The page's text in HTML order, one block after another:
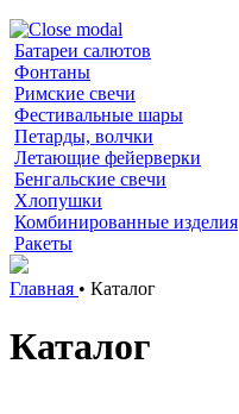
Батареи салютов
Фонтаны
Римские свечи
Фестивальные шары
Петарды, волчки
Летающие фейерверки
Бенгальские свечи
Хлопушки
Комбинированные изделия
Ракеты
Главная • Каталог
Каталог